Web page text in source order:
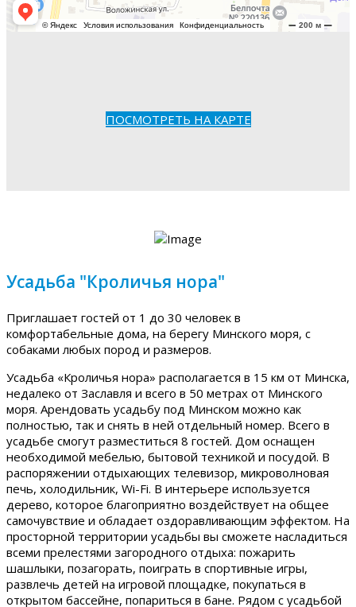
ПОСМОТРЕТЬ НА КАРТЕ
Усадьба "Кроличья нора"
Приглашает гостей от 1 до 30 человек в
комфортабельные дома, на берегу Минского моря, с
собаками любых пород и размеров.
Усадьба «Кроличья нора» располагается в 15 км от Минска,
недалеко от Заславля и всего в 50 метрах от Минского
моря. Арендовать усадьбу под Минском можно как
полностью, так и снять в ней отдельный номер. Всего в
усадьбе смогут разместиться 8 гостей. Дом оснащен
необходимой мебелью, бытовой техникой и посудой. В
распоряжении отдыхающих телевизор, микроволновая
печь, холодильник, Wi-Fi. В интерьере используется
дерево, которое благоприятно воздействует на общее
самочувствие и обладает оздоравливающим эффектом. На
просторной территории усадьбы вы сможете насладиться
всеми прелестями загородного отдыха: пожарить
шашлыки, позагорать, поиграть в спортивные игры,
развлечь детей на игровой площадке, покупаться в
открытом бассейне, попариться в бане. Рядом с усадьбой